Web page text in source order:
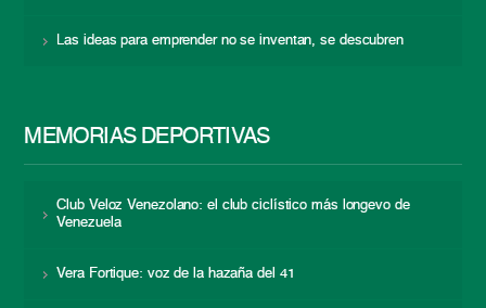
Las ideas para emprender no se inventan, se descubren
MEMORIAS DEPORTIVAS
Club Veloz Venezolano: el club ciclístico más longevo de
Venezuela
Vera Fortique: voz de la hazaña del 41